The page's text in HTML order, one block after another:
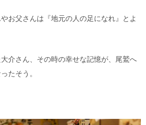
お父さんは『地元の人の足になれ』とよ
介さん、その時の幸せな記憶が、尾鷲へ
たそう。